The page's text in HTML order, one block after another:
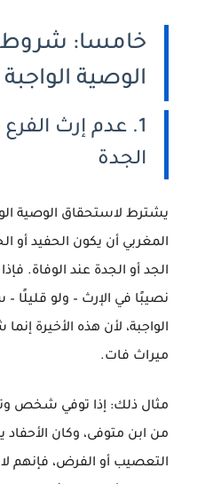
خامسا: شروط
الوصية الواجبة
1. عدم إرث
الجدة
يشترط لاستحقاق الوصية
المغربي أن يكون الحفيد أو
الجد أو الجدة عند الوفاة.
نصيبًا في الإرث – ولو
الواجبة، لأن هذه الأخيرة
ميراث فات.
مثال ذلك: إذا توفي شخص
من ابن متوفى، وكان
التعصيب أو الفرض، فإنهم